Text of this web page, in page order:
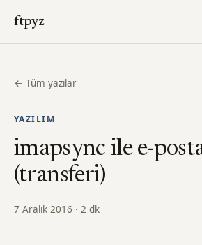
ftpyz
← Tüm yazılar
YAZILIM
imapsync ile e-
(transferi)
7 Aralık 2016 · 2 dk